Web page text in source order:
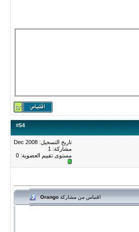
#54
تاريخ التسجيل: Dec 2008
مشاركة: 1
مستوى تقييم العضوية: 0
اقتباس من مشاركةOrango